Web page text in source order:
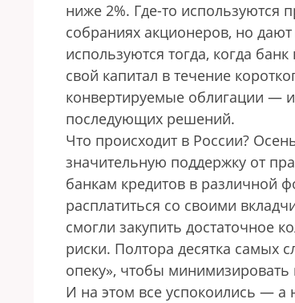
ниже 2%. Где-то используются
собраниях акционеров, но
используются тогда, когда
свой капитал в течение
конвертируемые облигации —
последующих решений.
Что происходит в России?
значительную поддержку от
банкам кредитов в различной
расплатиться со своими
смогли закупить достаточное
риски. Полтора десятка самых
опеку», чтобы минимизировать
И на этом все успокоились — а